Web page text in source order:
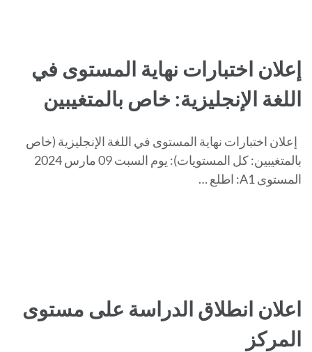
إعلان اختبارات نهاية المستوى في
اللغة الإنجليزية: خاص بالمتغيبين
إعلان اختبارات نهاية المستوى في اللغة الإنجليزية (خاص
بالمتغيبين: كل المستويات): يوم السبت 09 مارس 2024
المستوى A1: اطلع …
اعلان انطلاق الدراسة على مستوى
المركز